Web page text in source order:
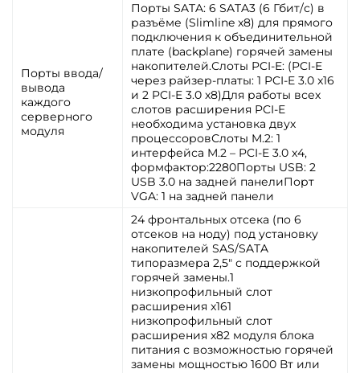
Порты ввода/
вывода
каждого
серверного
модуля
Порты SATA: 6 SATA3 (6 Гбит/с) в
разъёме (Slimline x8) для прямого
подключения к объединительной
плате (backplane) горячей замены
накопителей.Слоты PCI-E: (PCI-E
через райзер-платы: 1 PCI-E 3.0 x16
и 2 PCI-E 3.0 x8)Для работы всех
слотов расширения PCI-E
необходима установка двух
процессоровСлоты M.2: 1
интерфейса M.2 – PCI-E 3.0 x4,
формфактор:2280Порты USB: 2
USB 3.0 на задней панелиПорт
VGA: 1 на задней панели
24 фронтальных отсека (по 6
отсеков на ноду) под установку
накопителей SAS/SATA
типоразмера 2,5" с поддержкой
горячей замены.1
низкопрофильный слот
расширения x161
низкопрофильный слот
расширения x82 модуля блока
питания с возможностью горячей
замены мощностью 1600 Вт или